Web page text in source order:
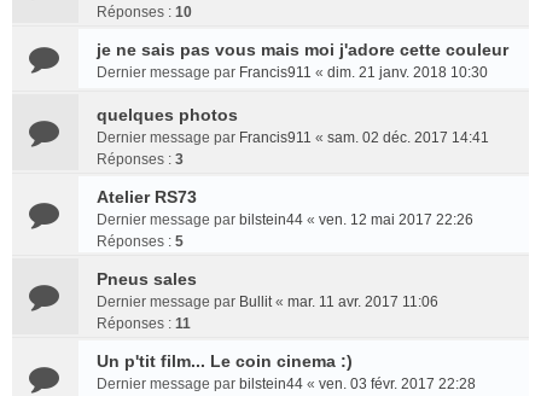
Réponses : 10
je ne sais pas vous mais moi j'adore cette couleur
Dernier message par Francis911 « dim. 21 janv. 2018 10:30
quelques photos
Dernier message par Francis911 « sam. 02 déc. 2017 14:41
Réponses : 3
Atelier RS73
Dernier message par bilstein44 « ven. 12 mai 2017 22:26
Réponses : 5
Pneus sales
Dernier message par Bullit« mar. 11 avr. 2017 11:06
Réponses : 11
Un p'tit film... Le coin cinema :)
Dernier message par bilstein44 « ven. 03 févr. 2017 22:28